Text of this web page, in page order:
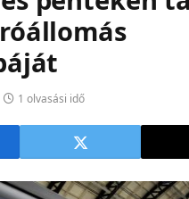
1 olvasási idő